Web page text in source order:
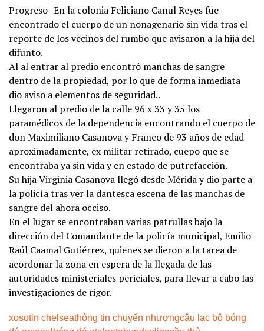
Progreso- En la colonia Feliciano Canul Reyes fue
encontrado el cuerpo de un nonagenario sin vida tras el
reporte de los vecinos del rumbo que avisaron a la hija del
difunto.
Al al entrar al predio encontró manchas de sangre
dentro de la propiedad, por lo que de forma inmediata
dio aviso a elementos de seguridad..
Llegaron al predio de la calle 96 x 33 y 35 los
paramédicos de la dependencia encontrando el cuerpo de
don Maximiliano Casanova y Franco de 93 años de edad
aproximadamente, ex militar retirado, cuepo que se
encontraba ya sin vida y en estado de putrefacción.
Su hija Virginia Casanova llegó desde Mérida y dio parte a
la policía tras ver la dantesca escena de las manchas de
sangre del ahora occiso.
En el lugar se encontraban varias patrullas bajo la
dirección del Comandante de la policía municipal, Emilio
Raúl Caamal Gutiérrez, quienes se dieron a la tarea de
acordonar la zona en espera de la llegada de las
autoridades ministeriales periciales, para llevar a cabo las
investigaciones de rigor.
xosotin chelseathông tin chuyển nhượngcâu lạc bộ bóng